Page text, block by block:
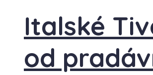
Italské
od